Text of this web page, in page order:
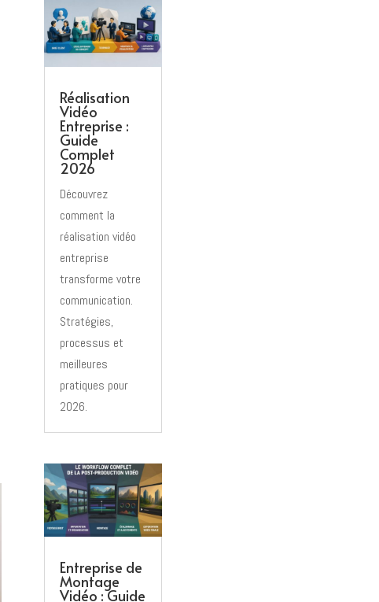
Réalisation
Vidéo
Entreprise :
Guide
Complet
2026
Découvrez
comment la
réalisation vidéo
entreprise
transforme votre
communication.
Stratégies,
processus et
meilleures
pratiques pour
2026.
Entreprise de
Montage
Vidéo : Guide